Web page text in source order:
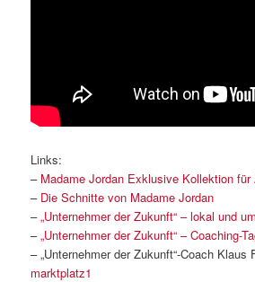
Links:
– Madame Jordan Exklusive Kollektion für
– Die Schnitte von Madame Jordan
–„Unternehmer der Zukunft“ – lokal und
–„Unternehmer der Zukunft“ – Coaching-
– „Unternehmer der Zukunft“-Coach Klaus
marktplatz1